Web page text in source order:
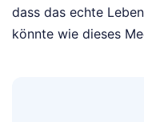
dass das echte
könnte wie dieses